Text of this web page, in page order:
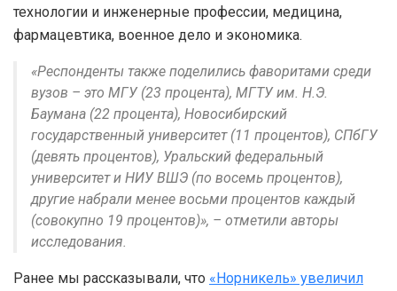
технологии и инженерные профессии, медицина,
фармацевтика, военное дело и экономика.
«Респонденты также поделились фаворитами среди
вузов – это МГУ (23 процента), МГТУ им. Н.Э.
Баумана (22 процента), Новосибирский
государственный университет (11 процентов), СПбГУ
(девять процентов), Уральский федеральный
университет и НИУ ВШЭ (по восемь процентов),
другие набрали менее восьми процентов каждый
(совокупно 19 процентов)», – отметили авторы
исследования.
Ранее мы рассказывали, что «Норникель» увеличил